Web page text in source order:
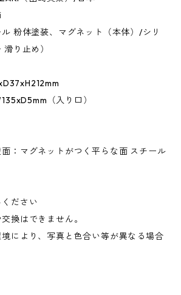
粉体塗装、マグネット（本体）/シリ
り止め）
（入り口）
面：マグネットがつく平らな面 スチール
ださい
換はできません。
境により、写真と色合い等が異なる場合